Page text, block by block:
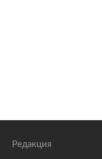
Редакция